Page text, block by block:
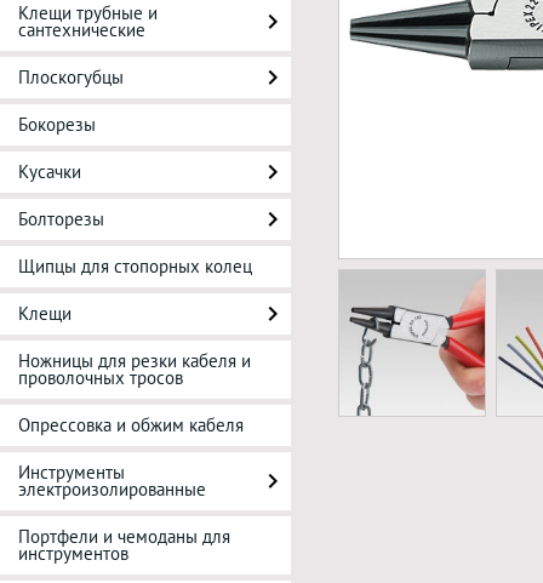
Клещи трубные и
сантехнические
Плоскогубцы
Бокорезы
Кусачки
Болторезы
Щипцы для стопорных колец
Клещи
Ножницы для резки кабеля и
проволочных тросов
Опрессовка и обжим кабеля
Инструменты
электроизолированные
Портфели и чемоданы для
инструментов